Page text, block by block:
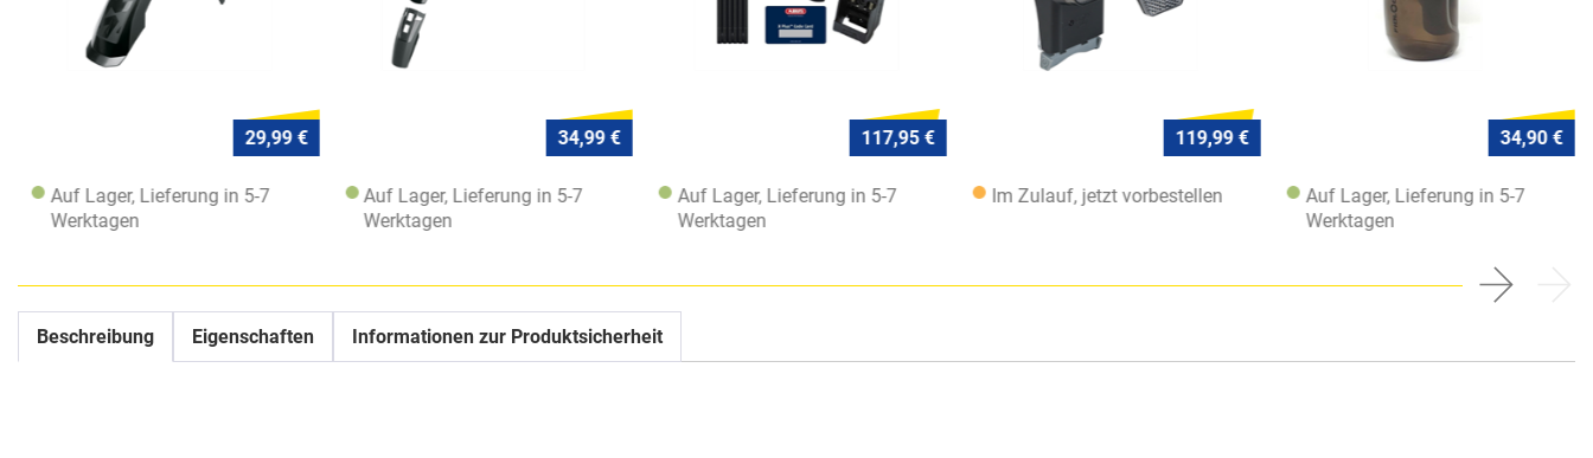
29,99 €
Auf Lager, Lieferung in 5-7
Werktagen
34,99 €
Auf Lager, Lieferung in 5-7
Werktagen
117,95 €
Auf Lager, Lieferung in 5-7
Werktagen
119,99 €
Im Zulauf, jetzt vorbestellen
34,90 €
Auf Lager, Lieferung in 5-7
Werktagen
Beschreibung Eigenschaften Informationen zur Produktsicherheit